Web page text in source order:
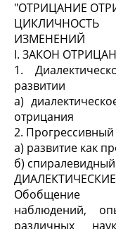
"ОТРИЦАНИЕ
ИЗМЕНЕНИЙ
I. ЗАКОН
1.
развитии
а)
отрицания
2. Прогрессивный
а) развитие как
б)
Обобщение
наблюдений,
различных